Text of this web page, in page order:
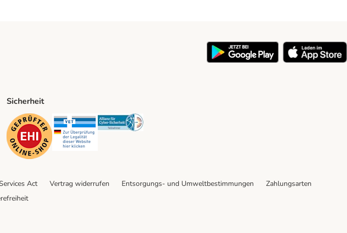
Sicherheit
Security Security Security
Act Vertrag widerrufen Entsorgungs- und Umweltbestimmungen
Zahlungsarten